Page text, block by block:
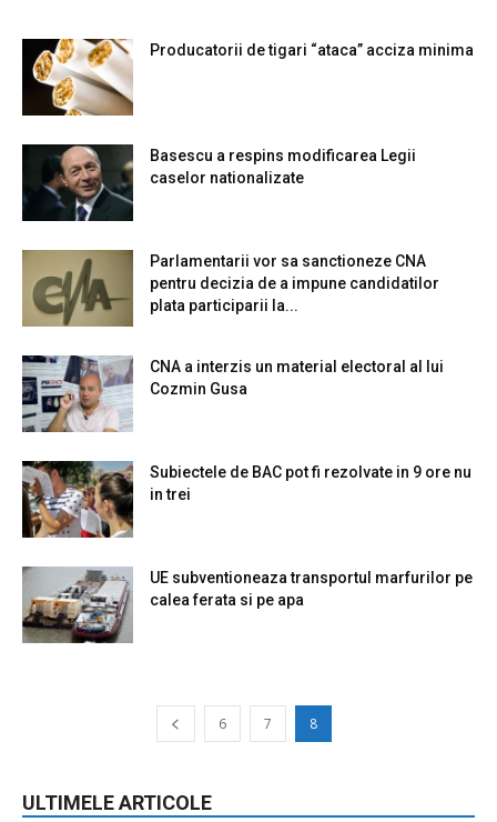
Producatorii de tigari “ataca” acciza minima
Basescu a respins modificarea Legii
caselor nationalizate
Parlamentarii vor sa sanctioneze CNA
pentru decizia de a impune candidatilor
plata participarii la...
CNA a interzis un material electoral al lui
Cozmin Gusa
Subiectele de BAC pot fi rezolvate in 9 ore nu
in trei
UE subventioneaza transportul marfurilor pe
calea ferata si pe apa
6 7 8
ULTIMELE ARTICOLE